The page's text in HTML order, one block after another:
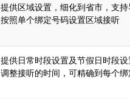
提供区域设置，细化到省市，支
按照单个绑定号码设置区域接听
提供日常时段设置及节假日时段
调整接听的时间，可精确到每个绑